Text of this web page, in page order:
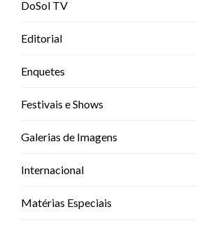
DoSol TV
Editorial
Enquetes
Festivais e Shows
Galerias de Imagens
Internacional
Matérias Especiais